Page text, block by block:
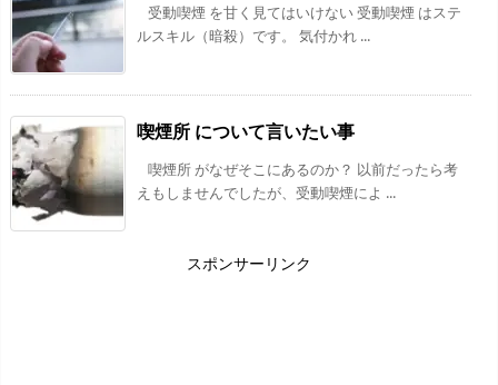
受動喫煙 を甘く見てはいけない 受動喫煙 はステ
ルスキル（暗殺）です。 気付かれ ...
喫煙所 について言いたい事
喫煙所 がなぜそこにあるのか？ 以前だったら考
えもしませんでしたが、受動喫煙によ ...
スポンサーリンク